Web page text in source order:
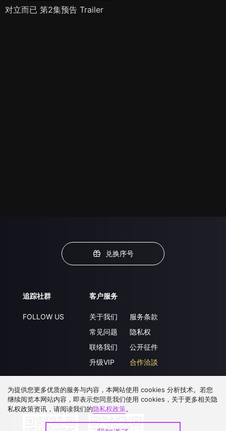
对立而已 第2集预告 Trailer
兑换序号
追踪社群
FOLLOW US
客户服务
关于我们
常见问题
联络我们
升级VIP
服务条款
隐私权
公开征件
合作洽談
下载 APP
为提供您更多优质的服务与内容，本网站使用 cookies 分析技术。若您
继续阅览本网站内容，即表示您同意我们使用 cookies，关于更多相关隐
私权政策资讯，请阅读我们的隐私权政策。